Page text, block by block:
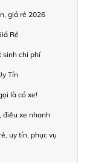
giá rẻ 2026
Rẻ
sinh chi phí
Tín
là có xe!
điều xe nhanh
uy tín, phục vụ